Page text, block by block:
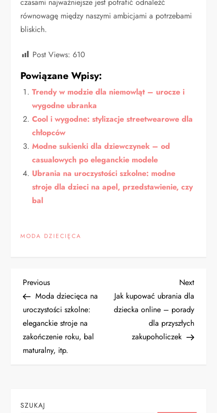
równowagę między naszymi ambicjami a potrzebami
bliskich.
Post Views: 610
Powiązane Wpisy:
Trendy w modzie dla niemowląt – urocze i
wygodne ubranka
Cool i wygodne: stylizacje streetwearowe dla
chłopców
Modne sukienki dla dziewczynek – od
casualowych po eleganckie modele
Ubrania na uroczystości szkolne: modne
stroje dla dzieci na apel, przedstawienie, czy
bal
MODA DZIECIĘCA
N
a
w
i
a
Previous
Post
Previous
Moda dziecięca na
uroczystości szkolne:
eleganckie stroje na
zakończenie roku, bal
maturalny, itp.
Next
Post
Next
Jak kupować ubrania dla
dziecka online – porady
dla przyszłych
zakupoholiczek
SZUKAJ